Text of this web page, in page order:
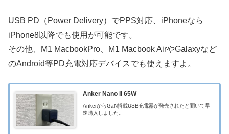
USB PD（Power Delivery）でPPS対応、iPhoneなら
iPhone8以降でも使用が可能です。
その他、M1 MacbookPro、M1 Macbook AirやGalaxyなど
のAndroid等PD充電対応デバイスでも使えますよ。
Anker Nano II 65W
AnkerからGaN搭載USB充電器が発売されたと聞いて早
速購入しました。